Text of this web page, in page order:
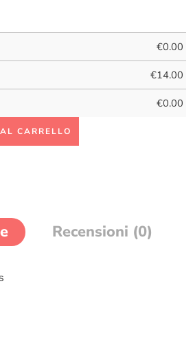
€0.00
€14.00
€0.00
CARRELLO
Recensioni (0)